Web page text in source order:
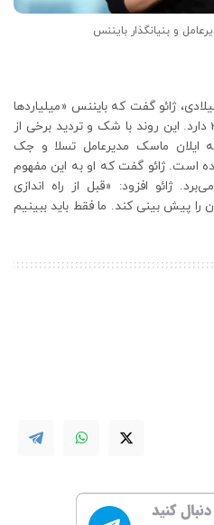
و بنیانگذار بایننس
ژائو گفت که بایننس «میلیاردها
دلار آماده سرمایه‌گذاری» در وب 3 دارد. این روند با شک و تردید برخی از
ایلان ماسک مدیرعامل تسلا و جک
است. ژائو گفت که او به این مفهوم
ژائو افزود: «قبل از راه اندازی
پیش بینی کند. ما فقط باید ببینیم